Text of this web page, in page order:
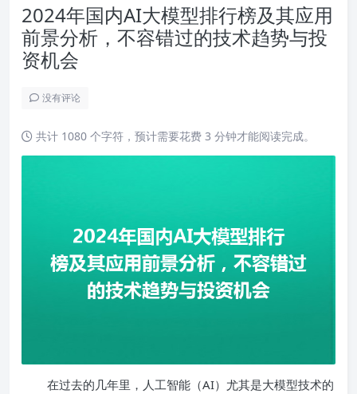
2024年国内AI大模型排行榜及其应用
前景分析，不容错过的技术趋势与投
资机会
没有评论
共计 1080 个字符，预计需要花费 3 分钟才能阅读完成。
在过去的几年里，人工智能（AI）尤其是大模型技术的